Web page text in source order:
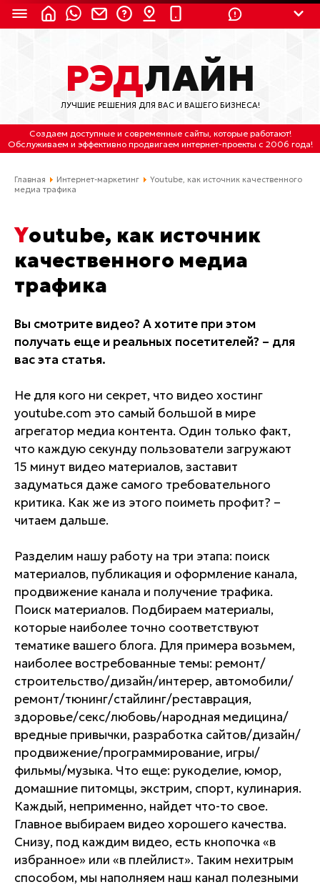
8 (800) 550-9899 (с 2:30 до 11:30 по
Мск)
Бесплатно по России
(4212) 658-653
(4212) 637-673
Отдельный вход \ Левый торец здания
Пн-пт. с 9:30 до 18:30 (по Хбк)
info@lred.ru
Все контакты
РЭДЛАЙН
ЛУЧШИЕ РЕШЕНИЯ ДЛЯ ВАС И ВАШЕГО БИЗНЕСА!
Создаем доступные и современные сайты, которые работают!
Обслуживаем и эффективно продвигаем интернет-проекты с 2006 года!
Главная Интернет-маркетинг
Youtube, как источник качественного
медиа трафика
Youtube, как источник
качественного медиа
трафика
Вы смотрите видео? А хотите при этом
получать еще и реальных посетителей? – для
вас эта статья.
Не для кого ни секрет, что видео хостинг
youtube.com это самый большой в мире
агрегатор медиа контента. Один только факт,
что каждую секунду пользователи загружают
15 минут видео материалов, заставит
задуматься даже самого требовательного
критика. Как же из этого поиметь профит? –
читаем дальше.
Разделим нашу работу на три этапа: поиск
материалов, публикация и оформление канала,
продвижение канала и получение трафика.
Поиск материалов. Подбираем материалы,
которые наиболее точно соответствуют
тематике вашего блога. Для примера возьмем,
наиболее востребованные темы: ремонт/
строительство/дизайн/интерер, автомобили/
ремонт/тюнинг/стайлинг/реставрация,
здоровье/секс/любовь/народная медицина/
вредные привычки, разработка сайтов/дизайн/
продвижение/программирование, игры/
фильмы/музыка. Что еще: рукоделие, юмор,
домашние питомцы, экстрим, спорт, кулинария.
Каждый, неприменно, найдет что-то свое.
Главное выбираем видео хорошего качества.
Снизу, под каждим видео, есть кнопочка «в
избранное» или «в плейлист». Таким нехитрым
способом, мы наполняем наш канал полезными